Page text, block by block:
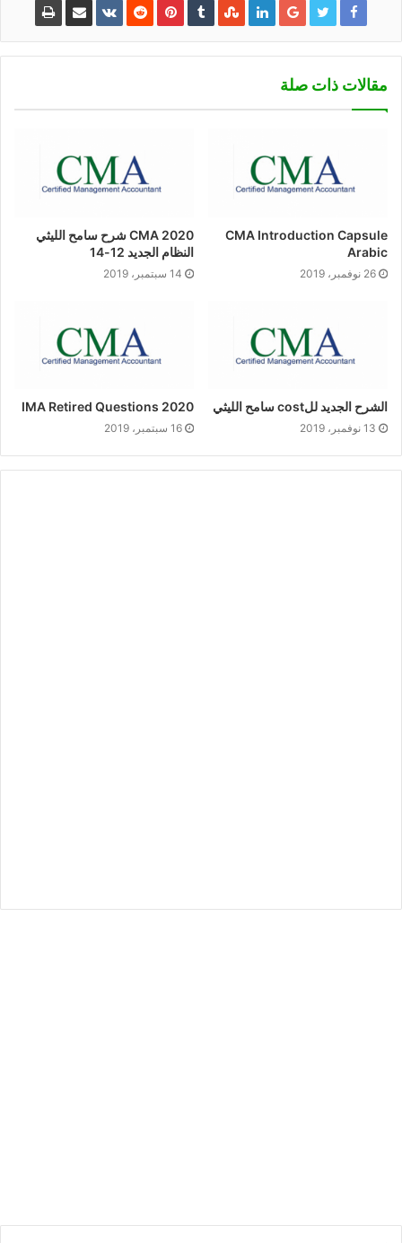
مقالات ذات صلة
CMA Introduction Capsule
Arabic
26 نوفمبر، 2019
CMA 2020 شرح سامح الليثي
النظام الجديد 12-14
14 سبتمبر، 2019
الشرح الجديد للcost سامح الليثي
13 نوفمبر، 2019
IMA Retired Questions 2020
16 سبتمبر، 2019